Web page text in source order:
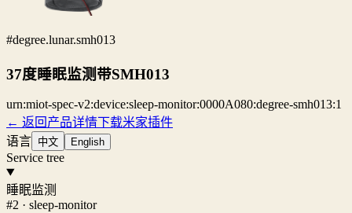
#degree.lunar.smh013
37度睡眠监测带SMH013
urn:miot-spec-v2:device:sleep-monitor:0000A080:degree-smh013:1
← 返回产品详情下载米家插件
语言 中文 English
Service tree
睡眠监测
#2 · sleep-monitor